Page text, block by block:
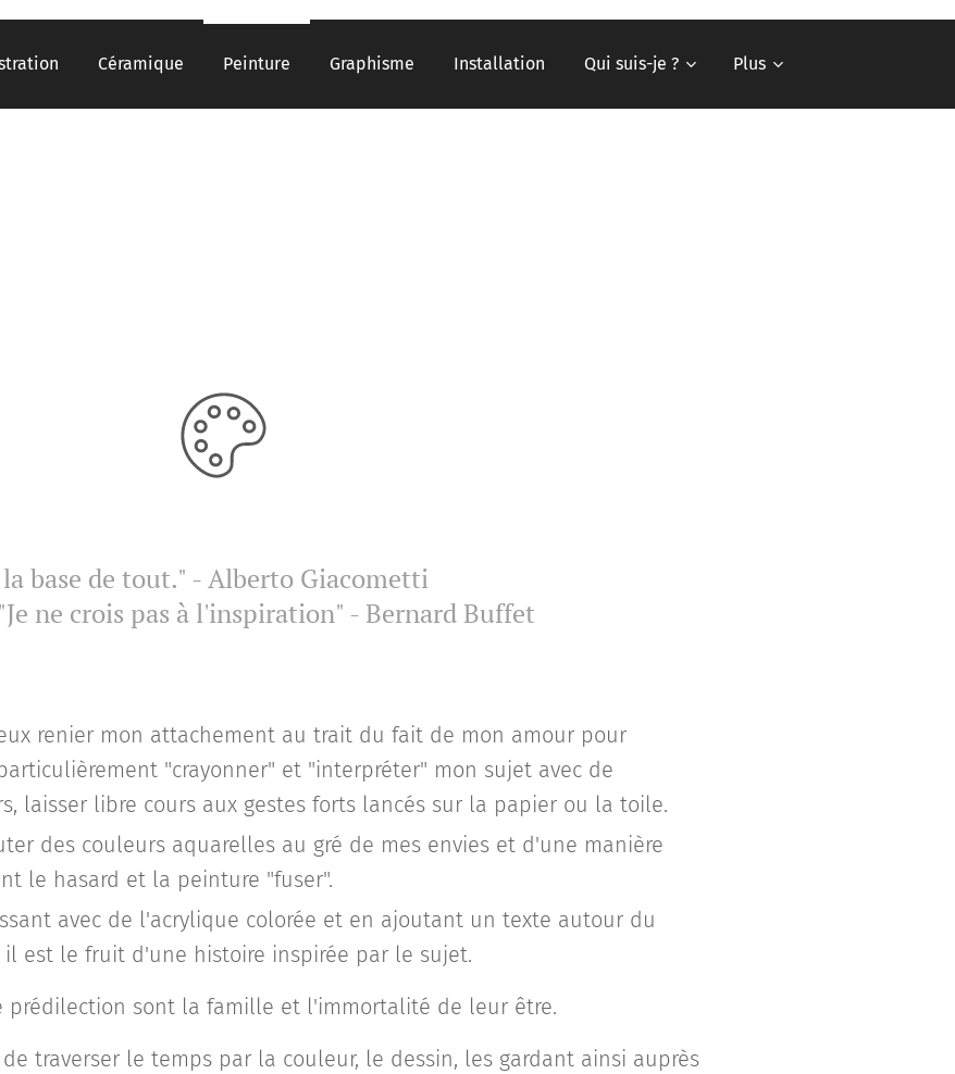
Céramique Peinture Graphisme Installation Qui suis-je ? Plus
la base de tout." - Alberto Giacometti
pas à l'inspiration" - Bernard Buffet
renier mon attachement au trait du fait de mon amour pour
"crayonner" et "interpréter" mon sujet avec de
laisser libre cours aux gestes forts lancés sur la papier ou la toile.
des couleurs aquarelles au gré de mes envies et d'une manière
le hasard et la peinture "fuser".
avec de l'acrylique colorée et en ajoutant un texte autour du
il est le fruit d'une histoire inspirée par le sujet.
prédilection sont la famille et l'immortalité de leur être.
traverser le temps par la couleur, le dessin, les gardant ainsi auprès